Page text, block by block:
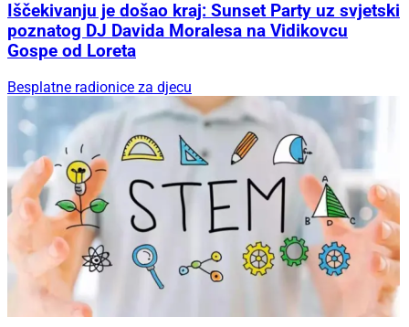
Iščekivanju je došao kraj: Sunset Party uz svjetski
poznatog DJ Davida Moralesa na Vidikovcu
Gospe od Loreta
Besplatne radionice za djecu